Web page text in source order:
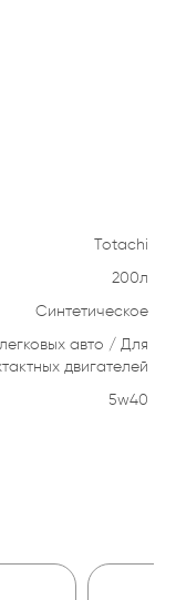
Totachi
200л
Синтетическое
авто
Для
двигателей
5w40